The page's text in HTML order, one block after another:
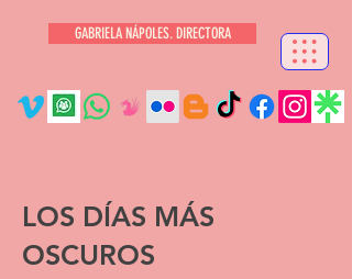
GABRIELA NÁPOLES. DIRECTORA
LOS DÍAS MÁS
OSCUROS